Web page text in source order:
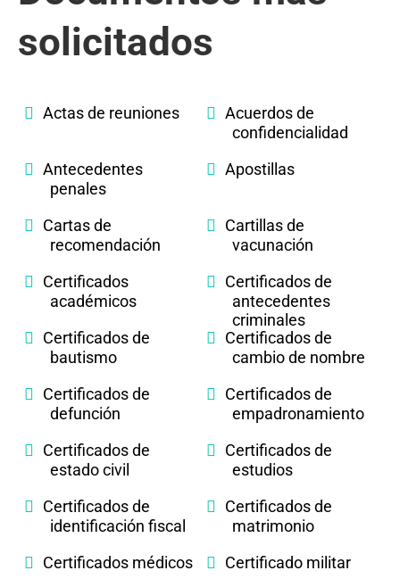
solicitados
Actas de reuniones
Acuerdos de
confidencialidad
Antecedentes
penales
Apostillas
Cartas de
recomendación
Cartillas de
vacunación
Certificados
académicos
Certificados de
antecedentes
criminales
Certificados de
bautismo
Certificados de
cambio de nombre
Certificados de
defunción
Certificados de
empadronamiento
Certificados de
estado civil
Certificados de
estudios
Certificados de
identificación fiscal
Certificados de
matrimonio
Certificados médicos
Certificado militar